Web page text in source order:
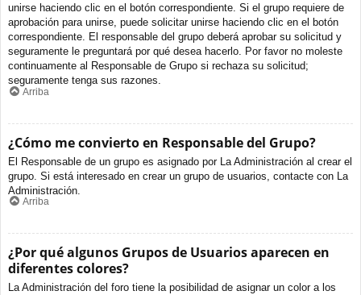
unirse haciendo clic en el botón correspondiente. Si el grupo requiere de
aprobación para unirse, puede solicitar unirse haciendo clic en el botón
correspondiente. El responsable del grupo deberá aprobar su solicitud y
seguramente le preguntará por qué desea hacerlo. Por favor no moleste
continuamente al Responsable de Grupo si rechaza su solicitud;
seguramente tenga sus razones.
Arriba
¿Cómo me convierto en Responsable del Grupo?
El Responsable de un grupo es asignado por La Administración al crear el
grupo. Si está interesado en crear un grupo de usuarios, contacte con La
Administración.
Arriba
¿Por qué algunos Grupos de Usuarios aparecen en
diferentes colores?
La Administración del foro tiene la posibilidad de asignar un color a los